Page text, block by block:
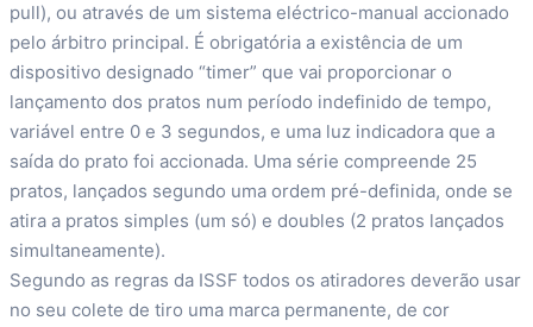
pull), ou através de um sistema eléctrico-manual accionado
pelo árbitro principal. É obrigatória a existência de um
dispositivo designado “timer” que vai proporcionar o
lançamento dos pratos num período indefinido de tempo,
variável entre 0 e 3 segundos, e uma luz indicadora que a
saída do prato foi accionada. Uma série compreende 25
pratos, lançados segundo uma ordem pré-definida, onde se
atira a pratos simples (um só) e doubles (2 pratos lançados
simultaneamente).
Segundo as regras da ISSF todos os atiradores deverão usar
no seu colete de tiro uma marca permanente, de cor